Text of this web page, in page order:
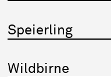
Speierling
Wildbirne